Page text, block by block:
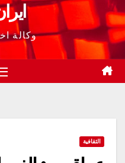
وكالة
الثقافية